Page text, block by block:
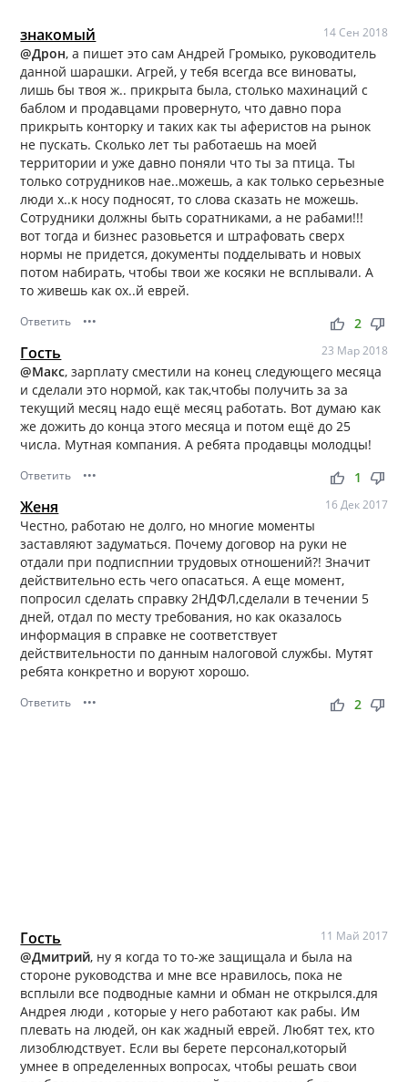
знакомый 14 Сен 2018
@Дрон, а пишет это сам Андрей Громыко, руководитель
данной шарашки. Агрей, у тебя всегда все виноваты,
лишь бы твоя ж.. прикрыта была, столько махинаций с
баблом и продавцами провернуто, что давно пора
прикрыть конторку и таких как ты аферистов на рынок
не пускать. Сколько лет ты работаешь на моей
территории и уже давно поняли что ты за птица. Ты
только сотрудников нае..можешь, а как только серьезные
люди х..к носу подносят, то слова сказать не можешь.
Сотрудники должны быть соратниками, а не рабами!!!
вот тогда и бизнес разовьется и штрафовать сверх
нормы не придется, документы подделывать и новых
потом набирать, чтобы твои же косяки не всплывали. А
то живешь как ох..й еврей.
Ответить ••• thumb_up thumb_down
2
Гость 23 Мар 2018
@Макс, зарплату сместили на конец следующего месяца
и сделали это нормой, как так,чтобы получить за за
текущий месяц надо ещё месяц работать. Вот думаю как
же дожить до конца этого месяца и потом ещё до 25
числа. Мутная компания. А ребята продавцы молодцы!
Ответить ••• thumb_up thumb_down
1
Женя 16 Дек 2017
Честно, работаю не долго, но многие моменты
заставляют задуматься. Почему договор на руки не
отдали при подписпнии трудовых отношений?! Значит
действительно есть чего опасаться. А еще момент,
попросил сделать справку 2НДФЛ,сделали в течении 5
дней, отдал по месту требования, но как оказалось
информация в справке не соответствует
действительности по данным налоговой службы. Мутят
ребята конкретно и воруют хорошо.
Ответить ••• thumb_up thumb_down
2
Гость 11 Май 2017
@Дмитрий, ну я когда то то-же защищала и была на
стороне руководства и мне все нравилось, пока не
всплыли все подводные камни и обман не открылся.для
Андрея люди , которые у него работают как рабы. Им
плевать на людей, он как жадный еврей. Любят тех, кто
лизоблюдствует. Если вы берете персонал,который
умнее в определенных вопросах, чтобы решать свои